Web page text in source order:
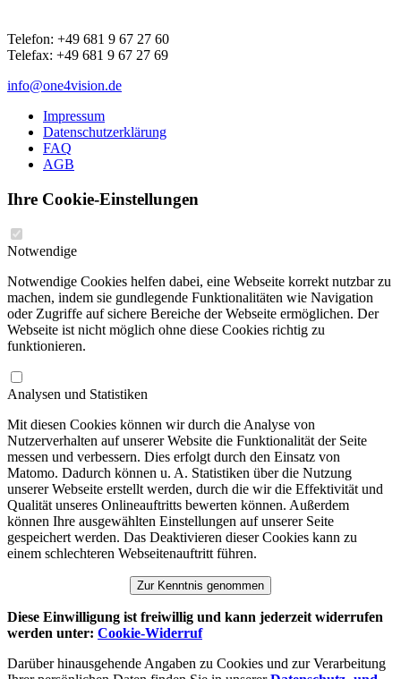
Telefon: +49 681 9 67 27 60
Telefax: +49 681 9 67 27 69
info@one4vision.de
Impressum
Datenschutzerklärung
FAQ
AGB
Ihre Cookie-Einstellungen
Notwendige
Notwendige Cookies helfen dabei, eine Webseite korrekt nutzbar zu
machen, indem sie gundlegende Funktionalitäten wie Navigation
oder Zugriffe auf sichere Bereiche der Webseite ermöglichen. Der
Webseite ist nicht möglich ohne diese Cookies richtig zu
funktionieren.
Analysen und Statistiken
Mit diesen Cookies können wir durch die Analyse von
Nutzerverhalten auf unserer Website die Funktionalität der Seite
messen und verbessern. Dies erfolgt durch den Einsatz von
Matomo. Dadurch können u. A. Statistiken über die Nutzung
unserer Webseite erstellt werden, durch die wir die Effektivität und
Qualität unseres Onlineauftritts bewerten können. Außerdem
können Ihre ausgewählten Einstellungen auf unserer Seite
gespeichert werden. Das Deaktivieren dieser Cookies kann zu
einem schlechteren Webseitenauftritt führen.
Zur Kenntnis genommen
Diese Einwilligung ist freiwillig und kann jederzeit widerrufen
werden unter: Cookie-Widerruf
Darüber hinausgehende Angaben zu Cookies und zur Verarbeitung